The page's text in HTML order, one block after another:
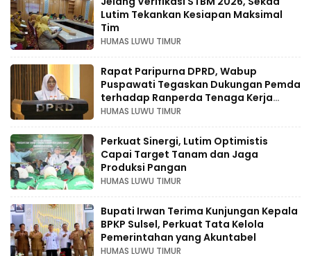
Lutim Tekankan Kesiapan Maksimal
Tim
HUMAS LUWU TIMUR
Rapat Paripurna DPRD, Wabup
Puspawati Tegaskan Dukungan Pemda
terhadap Ranperda Tenaga Kerja
Lokal dan Petani
HUMAS LUWU TIMUR
Perkuat Sinergi, Lutim Optimistis
Capai Target Tanam dan Jaga
Produksi Pangan
HUMAS LUWU TIMUR
Bupati Irwan Terima Kunjungan Kepala
BPKP Sulsel, Perkuat Tata Kelola
Pemerintahan yang Akuntabel
HUMAS LUWU TIMUR